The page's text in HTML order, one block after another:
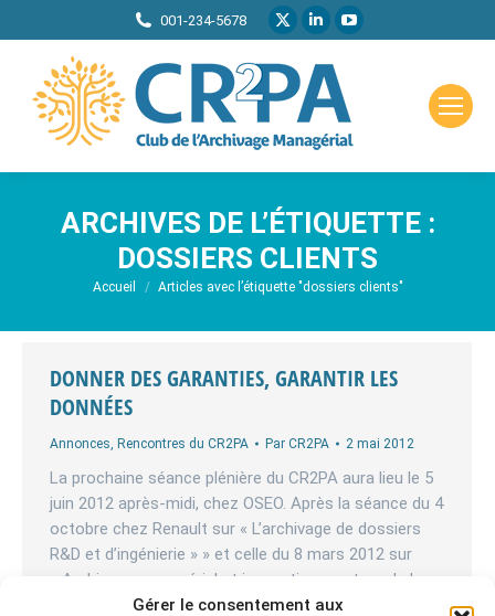
Gérer le consentement aux
001-234-5678
La
X
s'ouvre
dans
fenêtre
La
LinkedIn
s'ouvre
dans
fenêtre
La
fenêtre
ARCHIVES DE L’ÉTIQUETTE :
DOSSIERS CLIENTS
Vous êtes ici :
Accueil Articles avec l’étiquette "dossiers clients"
DONNER DES GARANTIES, GARANTIR LES
DONNÉES
Annonces, Rencontres du CR2PA Par CR2PA 2 mai 2012
La prochaine séance plénière du CR2PA aura lieu le 5
juin 2012 après-midi, chez OSEO. Après la séance du 4
octobre chez Renault sur « L’archivage de dossiers
R&D et d’ingénierie » » et celle du 8 mars 2012 sur
« Archivage managérial et innovation » autour de la
data retention policy de L’Oréal, nous nous